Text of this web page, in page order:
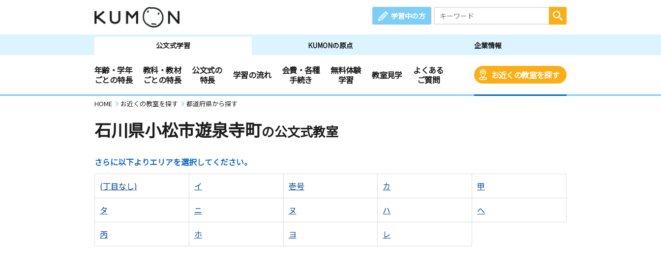
学習中の方
公文式学習 KUMONの原点 企業情報
年齢・学年
ごとの特長
教科・教材
ごとの特長
公文式の
特長
学習の流れ
会費・各種
手続き
無料体験
学習
教室見学
よくある
ご質問
お近くの教室を探す
HOME お近くの教室を探す 都道府県から探す
石川県小松市遊泉寺町の公文式教室
さらに以下よりエリアを選択してください。
(丁目なし) イ 壱号 カ 甲
タ ニ ヌ ハ ヘ
丙 ホ ヨ レ